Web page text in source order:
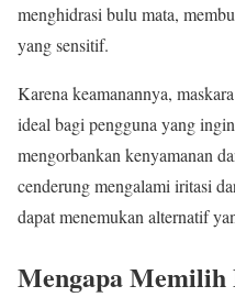
menghidrasi bulu mata,
yang sensitif.
Karena keamanannya,
ideal bagi pengguna yang
mengorbankan kenyamanan
cenderung mengalami iritasi
dapat menemukan alternatif
Mengapa Memilih